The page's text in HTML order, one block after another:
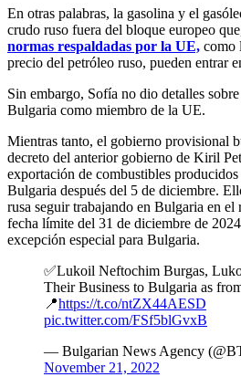
En otras palabras, la gasolina y el
crudo ruso fuera del bloque europeo
normas respaldadas por la UE, como
precio del petróleo ruso, pueden entrar
Sin embargo, Sofía no dio detalles
Bulgaria como miembro de la UE.
Mientras tanto, el gobierno provisional
decreto del anterior gobierno de Kiril
exportación de combustibles
Bulgaria después del 5 de diciembre.
rusa seguir trabajando en Bulgaria en el
fecha límite del 31 de diciembre de
excepción especial para Bulgaria.
✅Lukoil Neftochim Burgas,
Their Businеss to Bulgaria as
📍https://t.co/ntZX44AESD
pic.twitter.com/FSf5blGvxB
— Bulgarian News Agency
November 21, 2022